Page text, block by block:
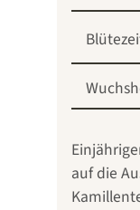
auf die